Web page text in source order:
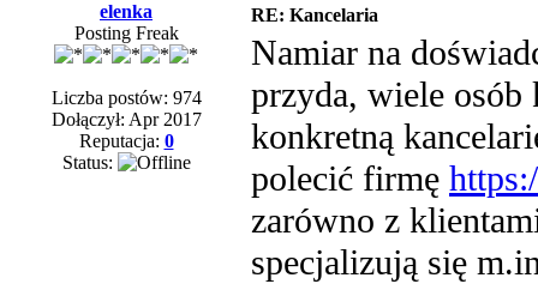
elenka
Posting Freak
Liczba postów: 974
Dołączył: Apr 2017
Reputacja: 0
Status:
RE: Kancelaria
Namiar na
przyda, wiele osób
konkretną
polecić firmę
zarówno z
specjalizują się